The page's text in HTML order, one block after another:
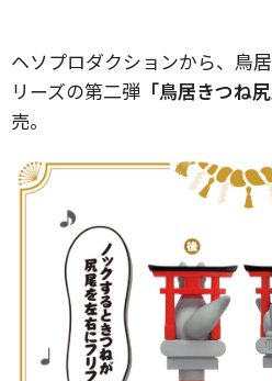
ヘソプロダクションから、鳥
リーズの第二弾 「鳥居きつね
売。